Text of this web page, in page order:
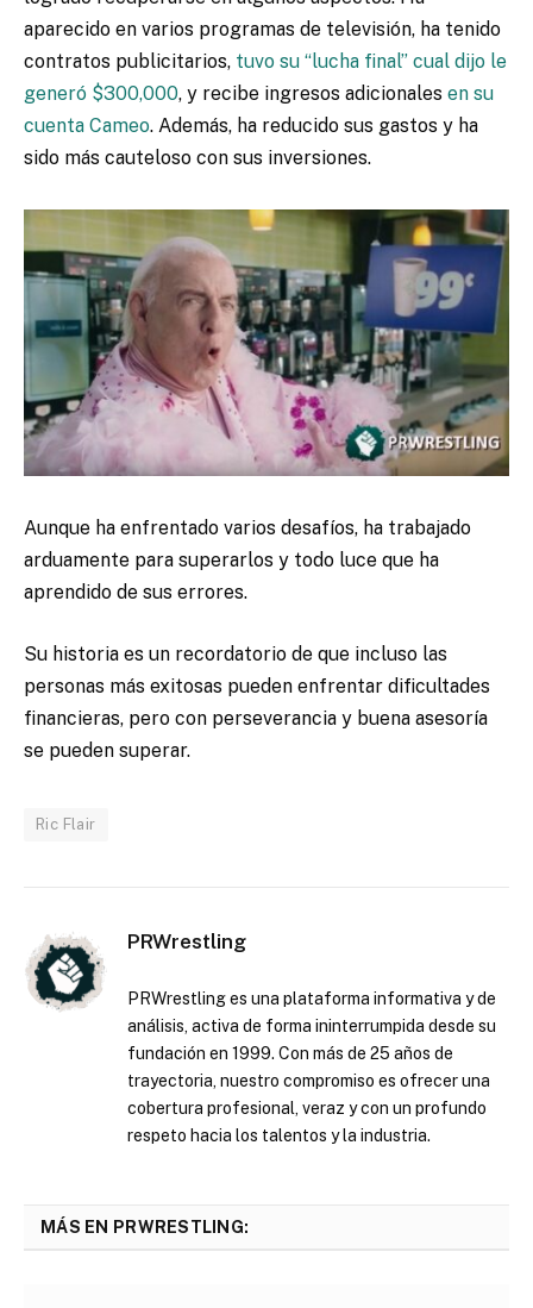
aparecido en varios programas de televisión, ha tenido
contratos publicitarios, tuvo su “lucha final” cual dijo le
generó $300,000, y recibe ingresos adicionales en su
cuenta Cameo. Además, ha reducido sus gastos y ha
sido más cauteloso con sus inversiones.
Aunque ha enfrentado varios desafíos, ha trabajado
arduamente para superarlos y todo luce que ha
aprendido de sus errores.
Su historia es un recordatorio de que incluso las
personas más exitosas pueden enfrentar dificultades
financieras, pero con perseverancia y buena asesoría
se pueden superar.
Ric Flair
PRWrestling
PRWrestling es una plataforma informativa y de
análisis, activa de forma ininterrumpida desde su
fundación en 1999. Con más de 25 años de
trayectoria, nuestro compromiso es ofrecer una
cobertura profesional, veraz y con un profundo
respeto hacia los talentos y la industria.
MÁS EN PRWRESTLING: